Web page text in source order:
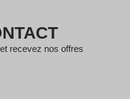
recevez nos offres